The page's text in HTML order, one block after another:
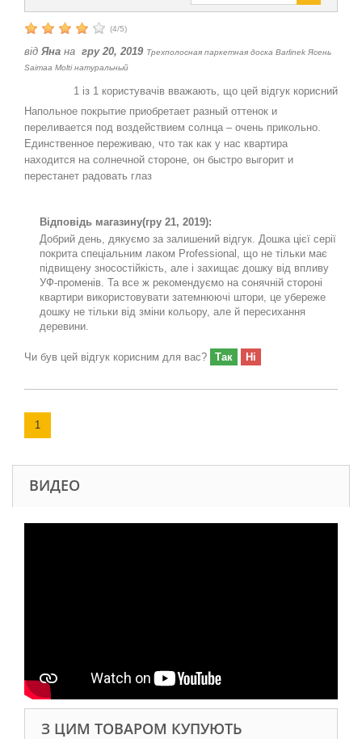
(4/5)
від Яна на гру 20, 2019 Трехполосная паркетная доска Barlinek Ясень
Saimaa Molti натуральный
1 із 1 користувачів вважають, що цей відгук корисний
Напольное покрытие приобретает разный оттенок и
переливается под воздействием солнца – очень прикольно.
Единственное переживаю, что так как у нас квартира
находится на солнечной стороне, он быстро выгорит и
перестанет радовать глаз
Відповідь магазину(гру 21, 2019):
Добрий день, дякуємо за залишений відгук. Дошка цієї серії
покрита спеціальним лаком Professional, що не тільки має
підвищену зносостійкість, але і захищає дошку від впливу
УФ-променів. Та все ж рекомендуємо на сонячній стороні
квартири використовувати затемнюючі штори, це убереже
дошку не тільки від зміни кольору, але й пересихання
деревини.
Чи був цей відгук корисним для вас? Так Ні
1
ВИДЕО
З ЦИМ ТОВАРОМ КУПУЮТЬ